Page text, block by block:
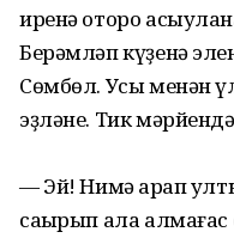
иренә оторо
Берәмләп күҙенә
Сөмбөл. Усы менән
эҙләне. Тик
— Эй! Нимә ҡарап
саҡырып ала